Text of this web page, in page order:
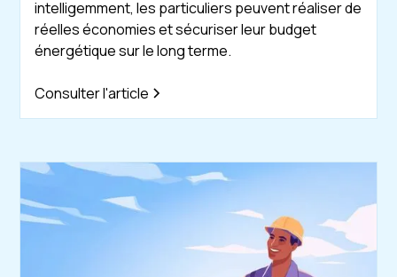
intelligemment, les particuliers peuvent réaliser de
réelles économies et sécuriser leur budget
énergétique sur le long terme.
Consulter l'article